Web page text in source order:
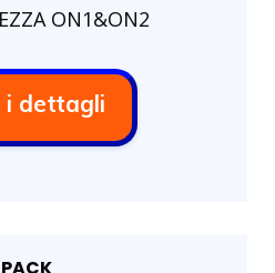
ON1&ON2
i dettagli